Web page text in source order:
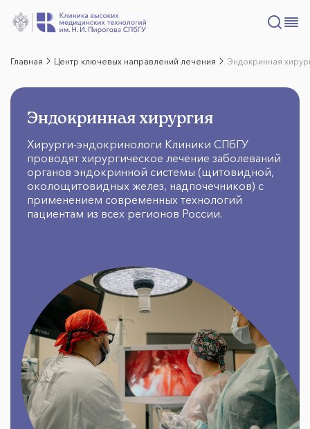
Главная Центр ключевых направлений лечения Эндокринная
Эндокринная хирургия
Хирурги-эндокринологи Клиники СПбГУ
проводят хирургическое лечение заболеваний
органов эндокринной системы (щитовидной,
околощитовидных желез, надпочечников) с
применением современных технологий
пациентам из всех регионов России.